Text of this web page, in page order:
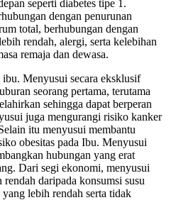
seperti diabetes tipe 1.
dengan penurunan
total, berhubungan dengan
rendah, alergi, serta kelebihan
remaja dan dewasa.
Menyusui secara eksklusif
seorang pertama, terutama
sehingga dapat berperan
juga mengurangi risiko kanker
itu menyusui membantu
obesitas pada Ibu. Menyusui
hubungan yang erat
Dari segi ekonomi, menyusui
daripada konsumsi susu
lebih rendah serta tidak